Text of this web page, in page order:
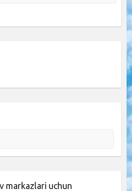
markazlari uchun